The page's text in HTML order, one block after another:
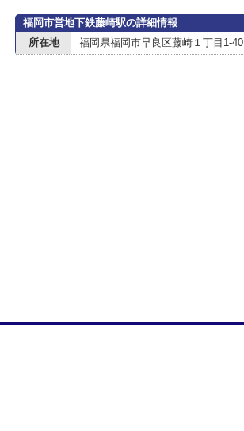
福岡市営地下鉄藤崎駅の詳細情報
所在地
福岡県福岡市早良区藤崎１丁目1-40